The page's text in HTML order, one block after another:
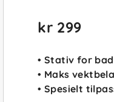
kr 299
• Stativ for
• Maks
• Spesielt